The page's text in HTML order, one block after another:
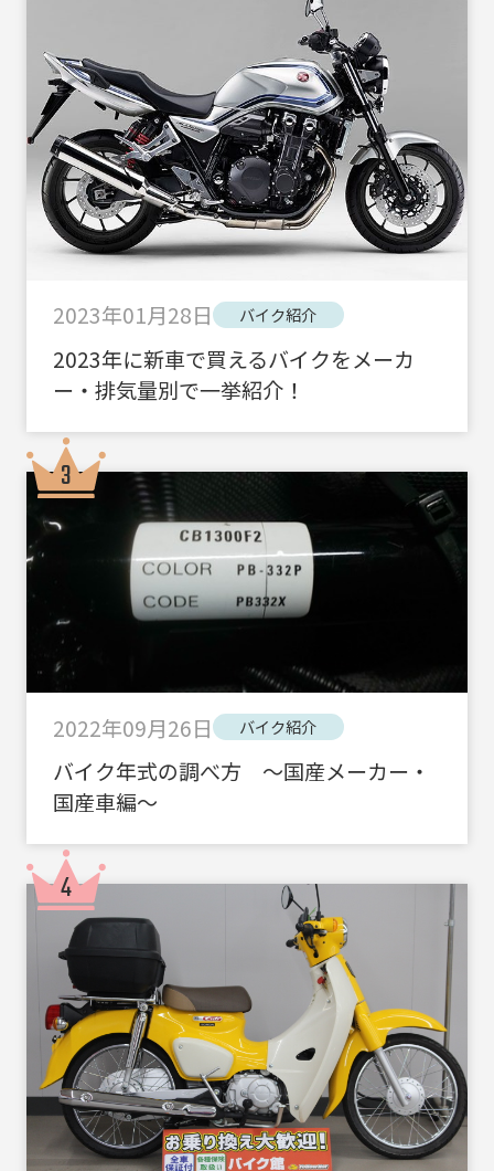
2023年01月28日 バイク紹介
2023年に新車で買えるバイクをメーカ
ー・排気量別で一挙紹介！
2022年09月26日 バイク紹介
バイク年式の調べ方 ～国産メーカー・
国産車編～